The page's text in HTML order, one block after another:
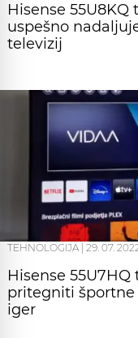
Hisense
uspešno
televizij
TEHNOLOGIJA 29. 07.
Hisense
pritegniti športne
iger